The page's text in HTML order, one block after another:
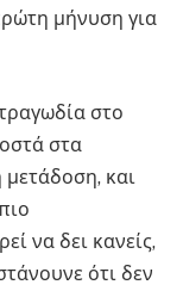
μήνυση για
στο
στα
μετάδοση, και
να δει κανείς,
ότι δεν